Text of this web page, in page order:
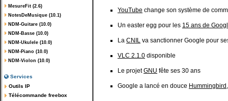
MesureFit (2.6)
NotesDeMusique (10.1)
NDM-Guitare (10.0)
NDM-Basse (10.0)
NDM-Ukulele (10.0)
NDM-Piano (10.0)
NDM-Violon (10.0)
Services
Outils IP
Télécommande freebox
YouTube change son système de
Un easter egg pour les 15 ans de
La CNIL va sanctionner Google pour
VLC 2.1.0 disponible
Le projetGNU fête ses 30 ans
Google a lancé en douce Hummingbird